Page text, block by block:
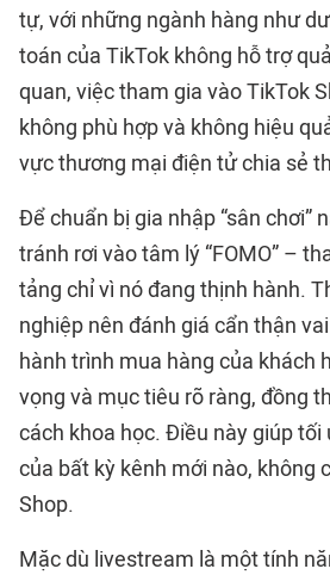
tự, với những ngành hàng như
toán của TikTok không hỗ trợ
quan, việc tham gia vào TikTok
không phù hợp và không hiệu
vực thương mại điện tử chia sẻ
Để chuẩn bị gia nhập “sân chơi”
tránh rơi vào tâm lý “FOMO” –
tảng chỉ vì nó đang thịnh hành.
nghiệp nên đánh giá cẩn thận
hành trình mua hàng của khách
vọng và mục tiêu rõ ràng, đồng
cách khoa học. Điều này giúp tối
của bất kỳ kênh mới nào, không
Shop.
Mặc dù livestream là một tính